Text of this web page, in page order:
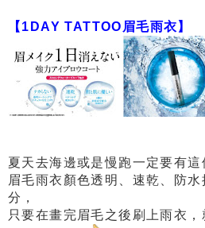
【1DAY TATTOO眉毛雨衣】
夏天去海邊或是慢跑一定要有這
眉毛雨衣顏色透明、速乾、防
分，
只要在畫完眉毛之後刷上雨衣